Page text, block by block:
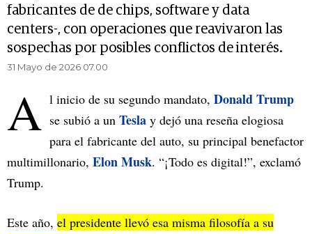
fabricantes de de chips, software y data
centers-, con operaciones que reavivaron las
sospechas por posibles conflictos de interés.
31 Mayo de 2026 07.00
A l inicio de su segundo mandato, Donald Trump
se subió a un Tesla y dejó una reseña elogiosa
para el fabricante del auto, su principal benefactor
multimillonario, Elon Musk. “¡Todo es digital!”, exclamó
Trump.
Este año, el presidente llevó esa misma filosofía a su